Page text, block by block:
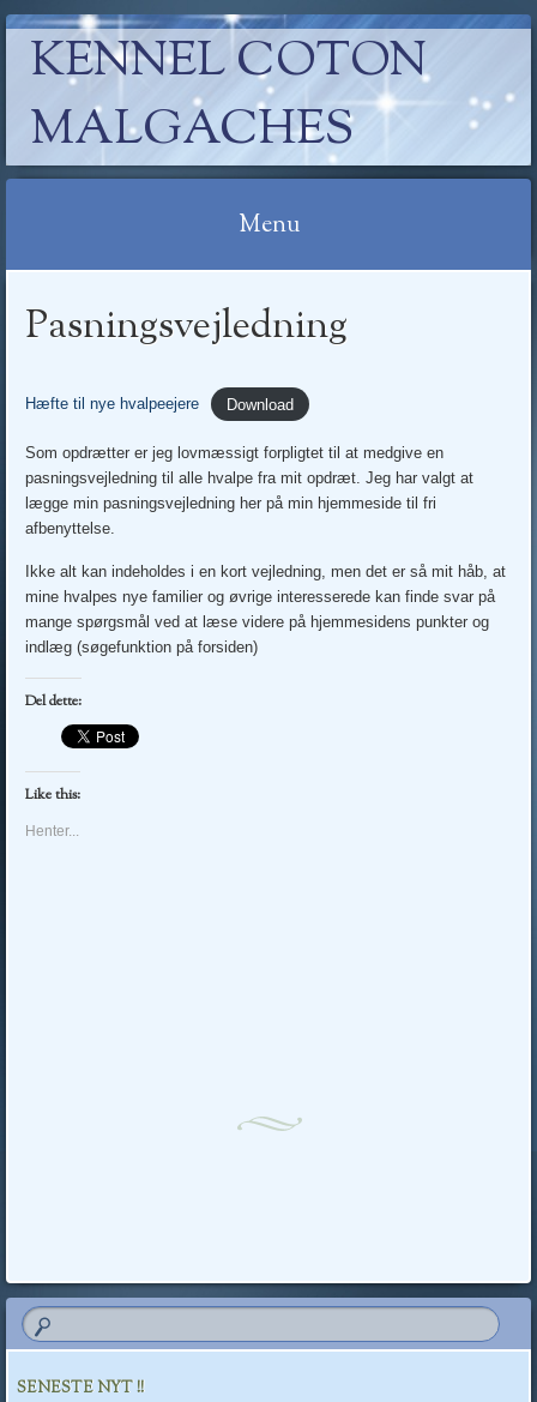
KENNEL COTON
MALGACHES
Menu
Pasningsvejledning
Hæfte til nye hvalpeejere Download
Som opdrætter er jeg lovmæssigt forpligtet til at medgive en
pasningsvejledning til alle hvalpe fra mit opdræt. Jeg har valgt at
lægge min pasningsvejledning her på min hjemmeside til fri
afbenyttelse.
Ikke alt kan indeholdes i en kort vejledning, men det er så mit håb, at
mine hvalpes nye familier og øvrige interesserede kan finde svar på
mange spørgsmål ved at læse videre på hjemmesidens punkter og
indlæg (søgefunktion på forsiden)
Del dette:
Like this:
Henter...
SENESTE NYT !!